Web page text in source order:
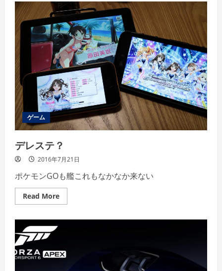
セ
マ
ラ
な
ん
て
い
ら
ん
か
っ
た
ん
や
ー
ゲーム
デレステ？
2016年7月21日
ポケモンGOも艦これもなかなか来ない
Read MoreRead
more